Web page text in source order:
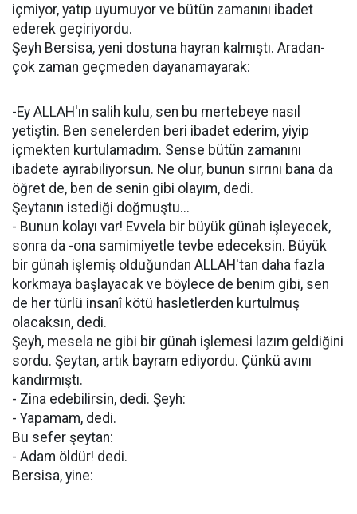
içmiyor, yatıp uyumuyor ve bütün zamanını ibadet
ederek geçiriyordu.
Şeyh Bersisa, yeni dostuna hayran kalmıştı. Aradan-
çok zaman geçmeden dayanamayarak:
-Ey ALLAH'ın salih kulu, sen bu mertebeye nasıl
yetiştin. Ben senelerden beri ibadet ederim, yiyip
içmekten kurtulamadım. Sense bütün zamanını
ibadete ayırabiliyorsun. Ne olur, bunun sırrını bana da
öğret de, ben de senin gibi olayım, dedi.
Şeytanın istediği doğmuştu...
- Bunun kolayı var! Evvela bir büyük günah işleyecek,
sonra da -ona samimiyetle tevbe edeceksin. Büyük
bir günah işlemiş olduğundan ALLAH'tan daha fazla
korkmaya başlayacak ve böylece de benim gibi, sen
de her türlü insanî kötü hasletlerden kurtulmuş
olacaksın, dedi.
Şeyh, mesela ne gibi bir günah işlemesi lazım geldiğini
sordu. Şeytan, artık bayram ediyordu. Çünkü avını
kandırmıştı.
- Zina edebilirsin, dedi. Şeyh:
- Yapamam, dedi.
Bu sefer şeytan:
- Adam öldür! dedi.
Bersisa, yine: